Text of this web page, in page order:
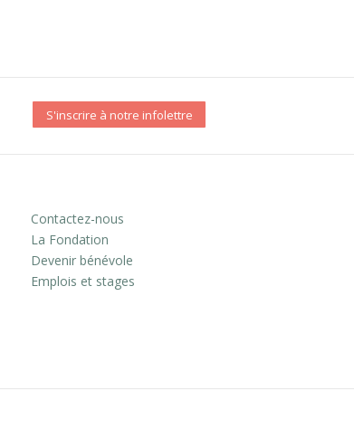
S'inscrire à notre infolettre
Contactez-nous
La Fondation
Devenir bénévole
Emplois et stages